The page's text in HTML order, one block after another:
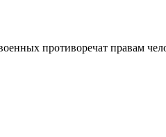
противоречат правам